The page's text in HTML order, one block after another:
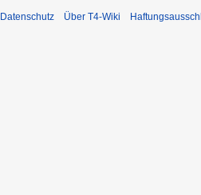
Datenschutz Über T4-Wiki